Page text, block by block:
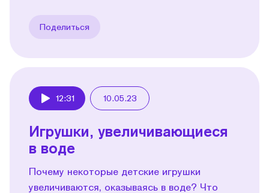
Поделиться
12:31 10.05.23
Игрушки, увеличивающиеся
в воде
Почему некоторые детские игрушки
увеличиваются, оказываясь в воде? Что